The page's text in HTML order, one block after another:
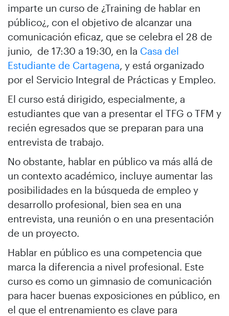
imparte un curso de ¿Training de hablar en
público¿, con el objetivo de alcanzar una
comunicación eficaz, que se celebra el 28 de
junio, de 17:30 a 19:30, en la Casa del
Estudiante de Cartagena, y está organizado
por el Servicio Integral de Prácticas y Empleo.
El curso está dirigido, especialmente, a
estudiantes que van a presentar el TFG o TFM y
recién egresados que se preparan para una
entrevista de trabajo.
No obstante, hablar en público va más allá de
un contexto académico, incluye aumentar las
posibilidades en la búsqueda de empleo y
desarrollo profesional, bien sea en una
entrevista, una reunión o en una presentación
de un proyecto.
Hablar en público es una competencia que
marca la diferencia a nivel profesional. Este
curso es como un gimnasio de comunicación
para hacer buenas exposiciones en público, en
el que el entrenamiento es clave para